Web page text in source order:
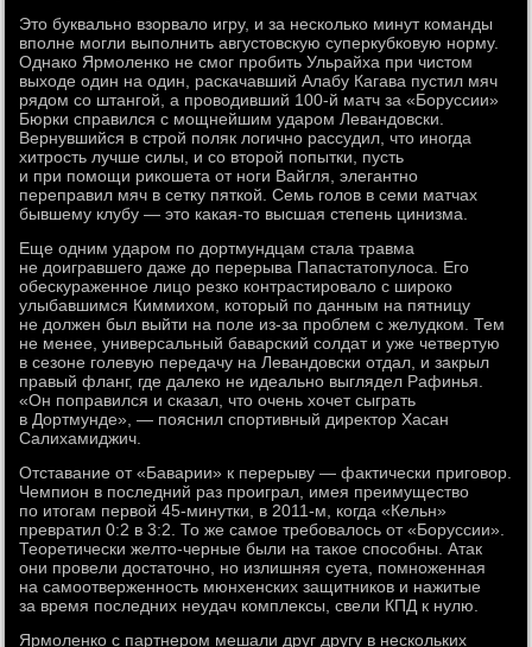
Это буквально взорвало игру, и за несколько минут команды
вполне могли выполнить августовскую суперкубковую норму.
Однако Ярмоленко не смог пробить Ульрайха при чистом
выходе один на один, раскачавший Алабу Кагава пустил мяч
рядом со штангой, а проводивший 100-й матч за «Боруссии»
Бюрки справился с мощнейшим ударом Левандовски.
Вернувшийся в строй поляк логично рассудил, что иногда
хитрость лучше силы, и со второй попытки, пусть
и при помощи рикошета от ноги Вайгля, элегантно
переправил мяч в сетку пяткой. Семь голов в семи матчах
бывшему клубу — это какая-то высшая степень цинизма.
Еще одним ударом по дортмундцам стала травма
не доигравшего даже до перерыва Папастатопулоса. Его
обескураженное лицо резко контрастировало с широко
улыбавшимся Киммихом, который по данным на пятницу
не должен был выйти на поле из-за проблем с желудком. Тем
не менее, универсальный баварский солдат и уже четвертую
в сезоне голевую передачу на Левандовски отдал, и закрыл
правый фланг, где далеко не идеально выглядел Рафинья.
«Он поправился и сказал, что очень хочет сыграть
в Дортмунде», — пояснил спортивный директор Хасан
Салихамиджич.
Отставание от «Баварии» к перерыву — фактически приговор.
Чемпион в последний раз проиграл, имея преимущество
по итогам первой 45-минутки, в 2011-м, когда «Кельн»
превратил 0:2 в 3:2. То же самое требовалось от «Боруссии».
Теоретически желто-черные были на такое способны. Атак
они провели достаточно, но излишняя суета, помноженная
на самоотверженность мюнхенских защитников и нажитые
за время последних неудач комплексы, свели КПД к нулю.
Ярмоленко с партнером мешали друг другу в нескольких